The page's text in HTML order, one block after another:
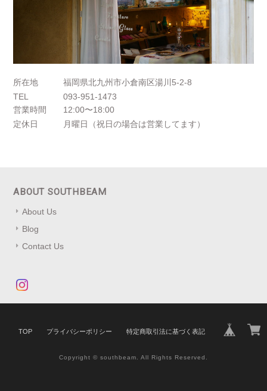
所在地
福岡県北九州市小倉南区湯川5-2-8
TEL
093-951-1473
営業時間
12:00〜18:00
定休日
月曜日（祝日の場合は営業してます）
ABOUT SOUTHBEAM
About Us
Blog
Contact Us
TOP プライバシーポリシー 特定商取引法に基づく表記
Copyright © southbeam. All Rights Reserved.